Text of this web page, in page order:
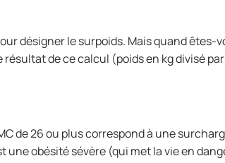
désigner le surpoids. Mais quand
de ce calcul (poids en kg divisé
de 26 ou plus correspond à une
une obésité sévère (qui met la vie en